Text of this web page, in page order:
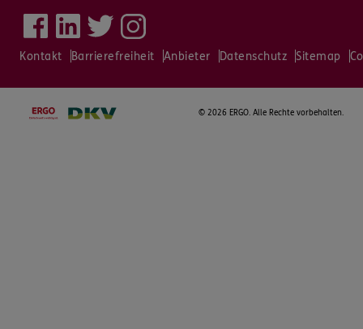
Kontakt Barrierefreiheit Anbieter Datenschutz Sitemap
© 2026 ERGO. Alle Rechte vorbehalten.